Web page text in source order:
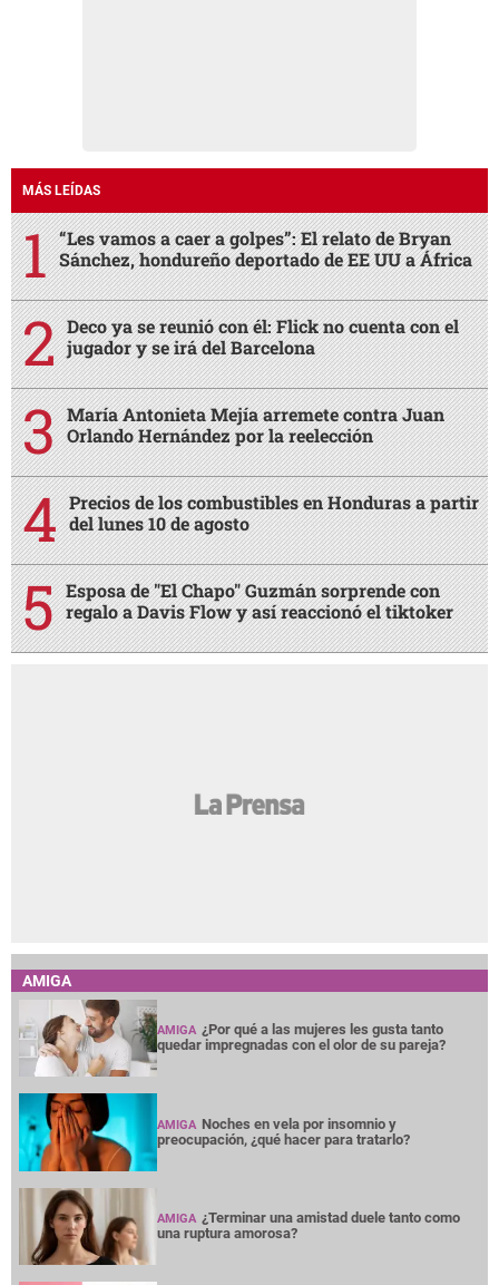
MÁS LEÍDAS
“Les vamos a caer a golpes”: El relato de Bryan
Sánchez, hondureño deportado de EE UU a África
Deco ya se reunió con él: Flick no cuenta con el
jugador y se irá del Barcelona
María Antonieta Mejía arremete contra Juan
Orlando Hernández por la reelección
Precios de los combustibles en Honduras a partir
del lunes 10 de agosto
Esposa de "El Chapo" Guzmán sorprende con
regalo a Davis Flow y así reaccionó el tiktoker
AMIGA
AMIGA ¿Por qué a las mujeres les gusta tanto
quedar impregnadas con el olor de su pareja?
AMIGA Noches en vela por insomnio y
preocupación, ¿qué hacer para tratarlo?
AMIGA ¿Terminar una amistad duele tanto como
una ruptura amorosa?